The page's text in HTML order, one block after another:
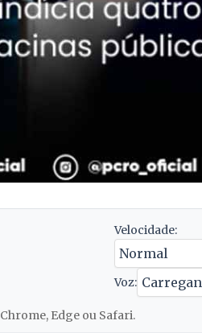
Velocidade:
Voz:
Edge ou Safari.